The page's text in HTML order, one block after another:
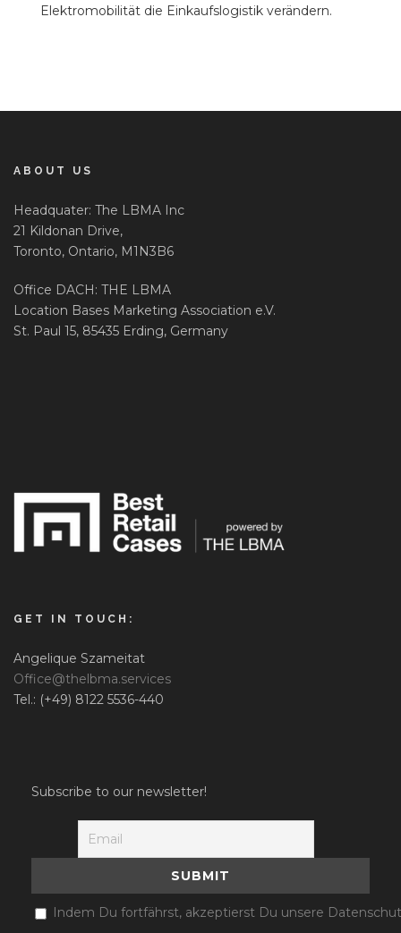
Elektromobilität die Einkaufslogistik verändern.
ABOUT US
Headquater: The LBMA Inc
21 Kildonan Drive,
Toronto, Ontario, M1N3B6
Office DACH: THE LBMA
Location Bases Marketing Association e.V.
St. Paul 15, 85435 Erding, Germany
GET IN TOUCH:
Angelique Szameitat
Office@thelbma.services
Tel.: (+49) 8122 5536-440
Subscribe to our newsletter!
Indem Du fortfährst, akzeptierst Du unsere